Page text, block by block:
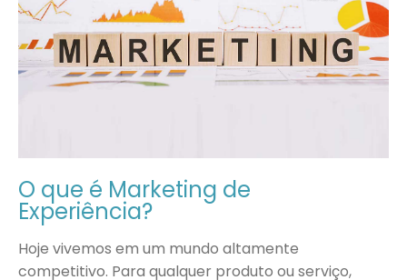
O que é Marketing de
Experiência?
Hoje vivemos em um mundo altamente
competitivo. Para qualquer produto ou serviço,